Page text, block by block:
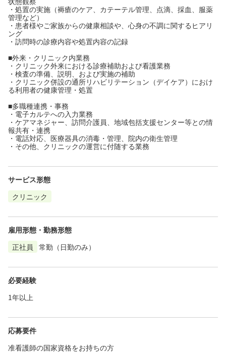
・処置の実施（褥瘡のケア、カテーテル管理、点滴、採血、服薬
管理など）
・患者様やご家族からの健康相談や、心身の不調に関するヒアリ
ング
・訪問時の診療内容や処置内容の記録
■外来・クリニック内業務
・クリニック外来における診療補助および看護業務
・検査の準備、説明、および実施の補助
・クリニック併設の通所リハビリテーション（デイケア）におけ
る利用者の健康管理・処置
■多職種連携・事務
・電子カルテへの入力業務
・ケアマネジャー、訪問介護員、地域包括支援センター等との情
報共有・連携
・電話対応、医療器具の消毒・管理、院内の衛生管理
・その他、クリニックの運営に付随する業務
サービス形態
クリニック
雇用形態・勤務形態
正社員
常勤（日勤のみ）
必要経験
1年以上
応募要件
准看護師の国家資格をお持ちの方